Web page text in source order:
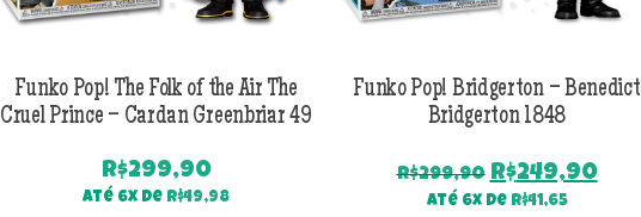
Funko Pop! The Folk of the Air The
Cruel Prince – Cardan Greenbriar 49
R$299,90
Até 6x de R$49,98
Funko Pop! Bridgerton – Benedict
Bridgerton 1848
R$299,90 O
preço
R$249,90O
Até 6x de R$41,65